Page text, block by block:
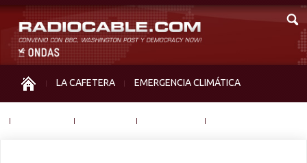
LA CAFETERA EMERGENCIA CLIMÁTICA